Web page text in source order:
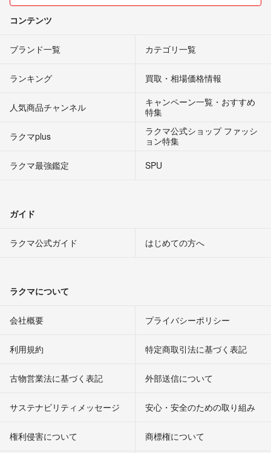
コンテンツ
ブランド一覧 カテゴリ一覧
ランキング 買取・相場価格情報
人気商品チャンネル
キャンペーン一覧・おすすめ
特集
ラクマplus
ラクマ公式ショップ ファッシ
ョン特集
ラクマ最強鑑定
SPU
ガイド
ラクマ公式ガイド はじめての方へ
ラクマについて
会社概要 プライバシーポリシー
利用規約 特定商取引法に基づく表記
古物営業法に基づく表記 外部送信について
サステナビリティメッセージ 安心・安全のための取り組み
権利侵害について
商標権について